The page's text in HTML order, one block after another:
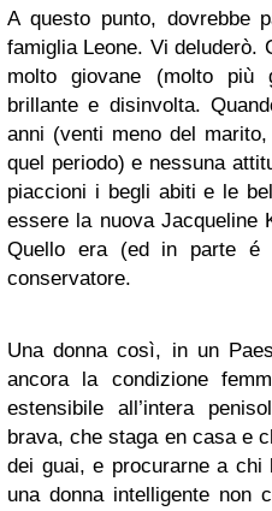
A questo punto, dovrebbe
famiglia Leone. Vi deluderò.
molto giovane (molto più
brillante e disinvolta.
anni (venti meno del
quel periodo) e nessuna
piaccioni i begli abiti e le
essere la nuova Jacqueline
Quello era (ed in parte é
conservatore.
Una donna così, in un
ancora la condizione
estensibile all’intera
brava, che staga en casa e
dei guai, e procurarne a
una donna intelligente non